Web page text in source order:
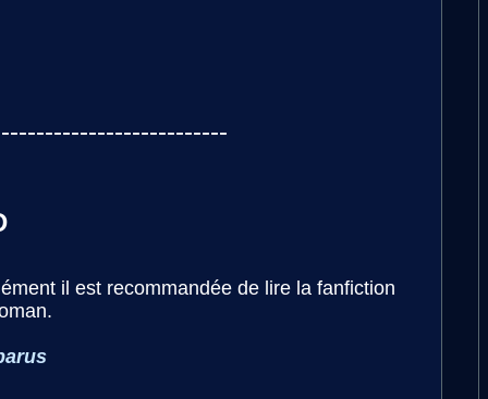
il est recommandée de lire la fanfiction